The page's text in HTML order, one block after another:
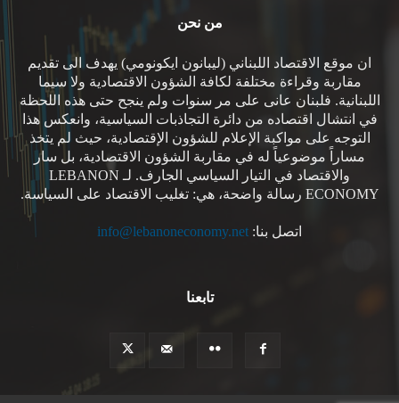
من نحن
ان موقع الاقتصاد اللبناني (ليبانون ايكونومي) يهدف الى تقديم
مقاربة وقراءة مختلفة لكافة الشؤون الاقتصادية ولا سيما
اللبنانية. فلبنان عانى على مر سنوات ولم ينجح حتى هذه اللحظة
في انتشال اقتصاده من دائرة التجاذبات السياسية، وانعكس هذا
التوجه على مواكبة الإعلام للشؤون الإقتصادية، حيث لم يتخذ
مساراً موضوعياً له في مقاربة الشؤون الاقتصادية، بل سار
والاقتصاد في التيار السياسي الجارف. لـ LEBANON
ECONOMY رسالة واضحة، هي: تغليب الاقتصاد على السياسة.
اتصل بنا: info@lebanoneconomy.net
تابعنا